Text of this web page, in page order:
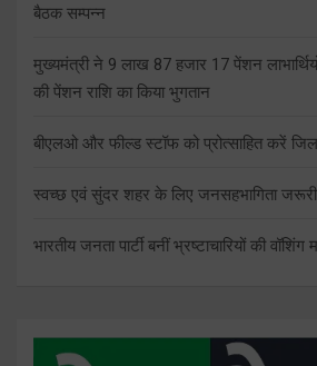
बैठक सम्पन्न
मुख्यमंत्री ने 9 लाख 87 हजार 17 पेंशन
की पेंशन राशि का किया भुगतान
बीएलओ और फील्ड स्टॉफ को प्रोत्साहित करें
स्वच्छ एवं सुंदर शहर के लिए जनसहभागिता
भारतीय जनता पार्टी बनीं भ्रष्टाचारियों की